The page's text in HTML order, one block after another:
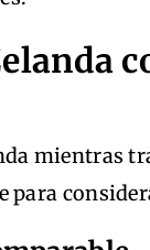
mientras
para